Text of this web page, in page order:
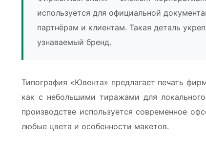
используется для официальной
партнёрам и клиентам. Такая деталь
узнаваемый бренд.
Типография «Ювента» предлагает печать
как с небольшими тиражами для
производстве используется современное
любые цвета и особенности макетов.